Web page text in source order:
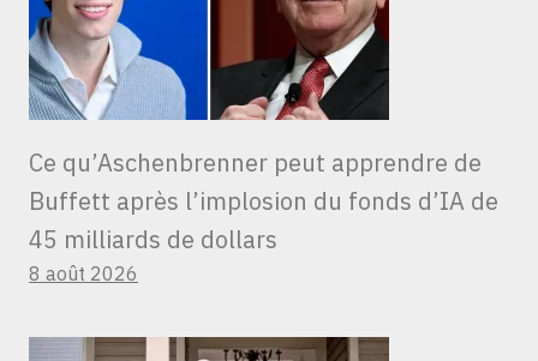
Ce qu’Aschenbrenner peut apprendre de
Buffett après l’implosion du fonds d’IA de
45 milliards de dollars
8 août 2026